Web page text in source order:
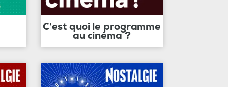
C'est quoi le programme
au cinéma ?